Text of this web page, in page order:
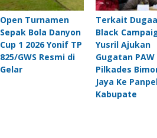
Open Turnamen
Sepak Bola Danyon
Cup 1 2026 Yonif TP
825/GWS Resmi di
Gelar
Terkait
Black
Yusril Ajukan
Gugatan PAW
Pilkades
Jaya Ke
Kabupate